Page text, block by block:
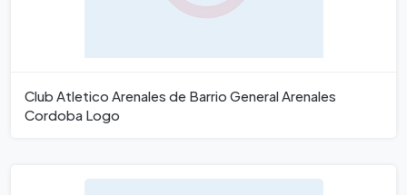
Club Atletico Arenales de Barrio General Arenales
Cordoba Logo